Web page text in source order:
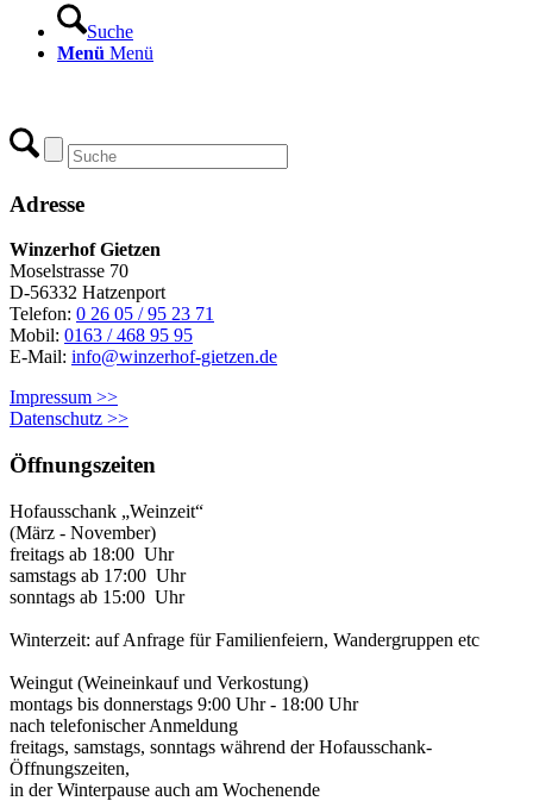
Suche
Menü Menü
Adresse
Winzerhof Gietzen
Moselstrasse 70
D-56332 Hatzenport
Telefon: 0 26 05 / 95 23 71
Mobil: 0163 / 468 95 95
E-Mail: info@winzerhof-gietzen.de
Impressum >>
Datenschutz >>
Öffnungszeiten
Hofausschank „Weinzeit“
(März - November)
freitags ab 18:00 Uhr
samstags ab 17:00 Uhr
sonntags ab 15:00 Uhr
Winterzeit: auf Anfrage für Familienfeiern, Wandergruppen etc
Weingut (Weineinkauf und Verkostung)
montags bis donnerstags 9:00 Uhr - 18:00 Uhr
nach telefonischer Anmeldung
freitags, samstags, sonntags während der Hofausschank-
Öffnungszeiten,
in der Winterpause auch am Wochenende